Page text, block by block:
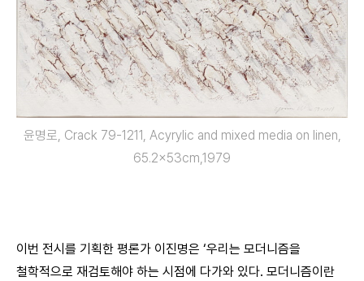
윤명로, Crack 79-1211, Acyrylic and mixed media on linen,
65.2x53cm,1979
이번 전시를 기획한 평론가 이진명은 ‘우리는 모더니즘을
철학적으로 재검토해야 하는 시점에 다가와 있다. 모더니즘이란